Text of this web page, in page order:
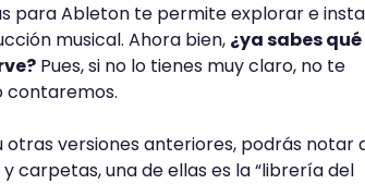
para Ableton te permite explorar e
musical. Ahora bien, ¿ya sabes qué
Pues, si no lo tienes muy claro, no te
contaremos.
otras versiones anteriores, podrás notar
carpetas, una de ellas es la “librería del